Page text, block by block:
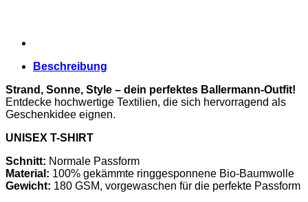
Beschreibung
Strand, Sonne, Style – dein perfektes Ballermann-Outfit!
Entdecke hochwertige Textilien, die sich hervorragend als
Geschenkidee eignen.
UNISEX T-SHIRT
Schnitt: Normale Passform
Material: 100% gekämmte ringgesponnene Bio-Baumwolle
Gewicht: 180 GSM, vorgewaschen für die perfekte Passform